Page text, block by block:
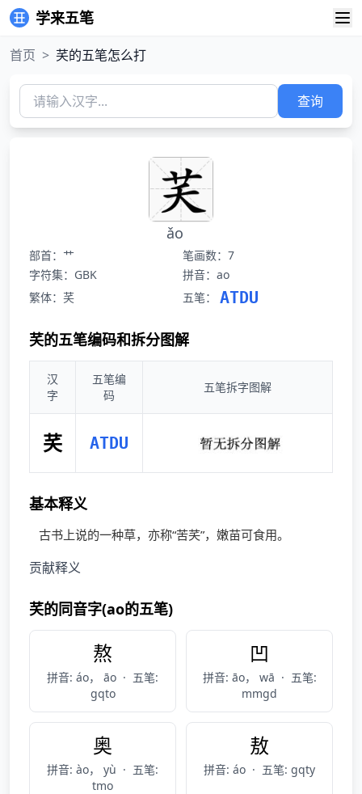
学来五笔
首页 > 芺的五笔怎么打
查询
ǎo
部首：艹
笔画数：7
字符集：GBK
拼音：ao
繁体：芺
五笔： ATDU
芺的五笔编码和拆分图解
汉
字
五笔编
码
五笔拆字图解
芺 ATDU
基本释义
古书上说的一种草，亦称“苦芺”，嫩苗可食用。
贡献释义
芺的同音字(ao的五笔)
熬
拼音: áo， āo · 五笔:
gqto
凹
拼音: āo， wā · 五笔:
mmgd
奥
拼音: ào， yù · 五笔:
tmo
敖
拼音: áo · 五笔: gqty